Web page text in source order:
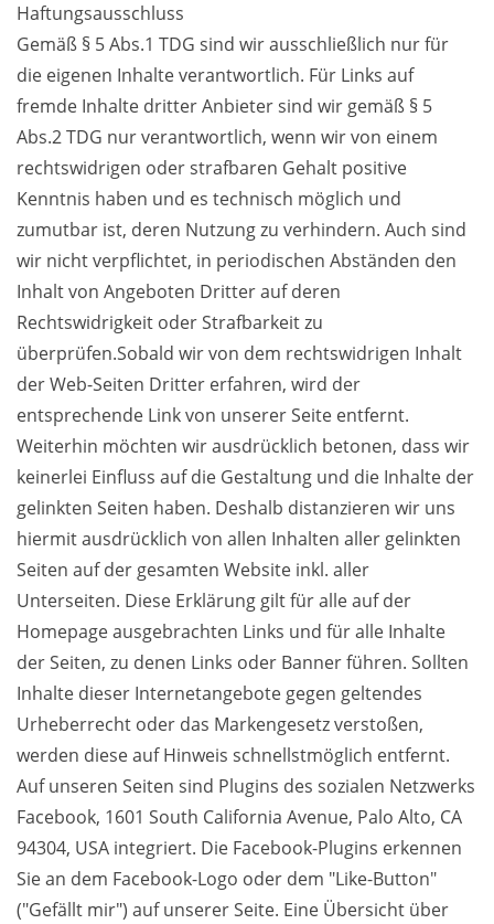
Haftungsausschluss
Gemäß § 5 Abs.1 TDG sind wir ausschließlich nur für
die eigenen Inhalte verantwortlich. Für Links auf
fremde Inhalte dritter Anbieter sind wir gemäß § 5
Abs.2 TDG nur verantwortlich, wenn wir von einem
rechtswidrigen oder strafbaren Gehalt positive
Kenntnis haben und es technisch möglich und
zumutbar ist, deren Nutzung zu verhindern. Auch sind
wir nicht verpflichtet, in periodischen Abständen den
Inhalt von Angeboten Dritter auf deren
Rechtswidrigkeit oder Strafbarkeit zu
überprüfen.Sobald wir von dem rechtswidrigen Inhalt
der Web-Seiten Dritter erfahren, wird der
entsprechende Link von unserer Seite entfernt.
Weiterhin möchten wir ausdrücklich betonen, dass wir
keinerlei Einfluss auf die Gestaltung und die Inhalte der
gelinkten Seiten haben. Deshalb distanzieren wir uns
hiermit ausdrücklich von allen Inhalten aller gelinkten
Seiten auf der gesamten Website inkl. aller
Unterseiten. Diese Erklärung gilt für alle auf der
Homepage ausgebrachten Links und für alle Inhalte
der Seiten, zu denen Links oder Banner führen. Sollten
Inhalte dieser Internetangebote gegen geltendes
Urheberrecht oder das Markengesetz verstoßen,
werden diese auf Hinweis schnellstmöglich entfernt.
Auf unseren Seiten sind Plugins des sozialen Netzwerks
Facebook, 1601 South California Avenue, Palo Alto, CA
94304, USA integriert. Die Facebook-Plugins erkennen
Sie an dem Facebook-Logo oder dem "Like-Button"
("Gefällt mir") auf unserer Seite. Eine Übersicht über